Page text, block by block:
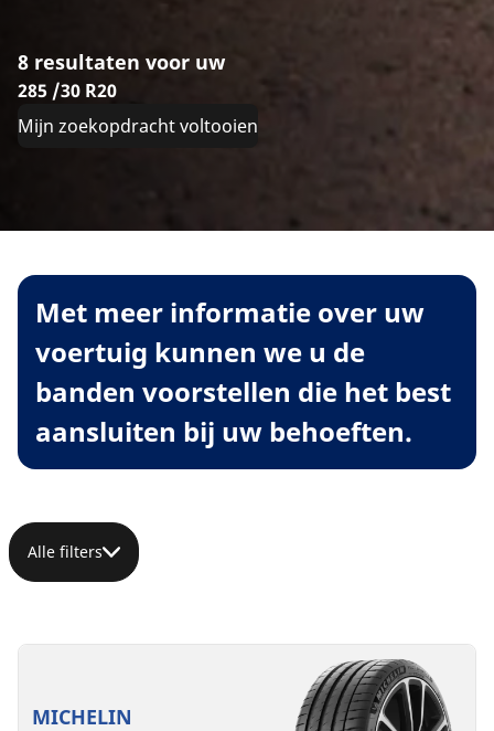
8 resultaten voor uw
285 /30 R20
Mijn zoekopdracht voltooien
Met meer informatie over uw
voertuig kunnen we u de
banden voorstellen die het best
aansluiten bij uw behoeften.
Alle filters
MICHELIN